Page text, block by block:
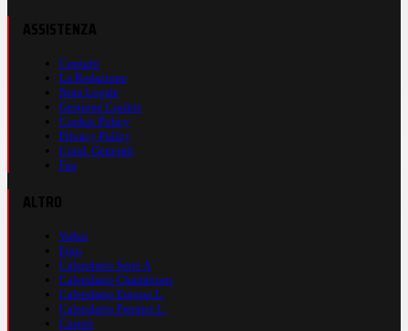
Contatti
La Redazione
Nota Legale
Gestione Cookie
Cookie Policy
Privacy Policy
Cond. Generali
Faq
Video
Foto
Calendario Serie A
Calendario Champions
Calendario Europa L.
Calendario Premier L.
Casinò